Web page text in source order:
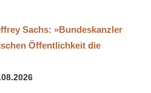
Sachs: »Bundeskanzler
Öffentlichkeit die